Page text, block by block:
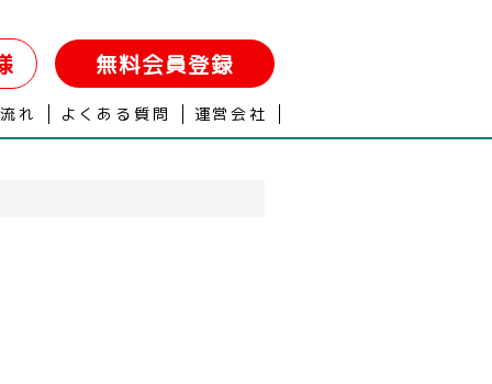
無料会員登録
れ よくある質問 運営会社